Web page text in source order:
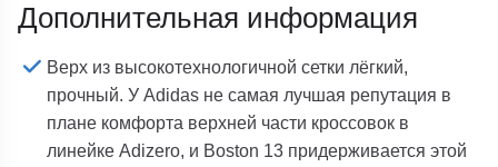
Дополнительная информация
Верх из высокотехнологичной сетки лёгкий,
прочный. У Adidas не самая лучшая репутация в
плане комфорта верхней части кроссовок в
линейке Adizero, и Boston 13 придерживается этой